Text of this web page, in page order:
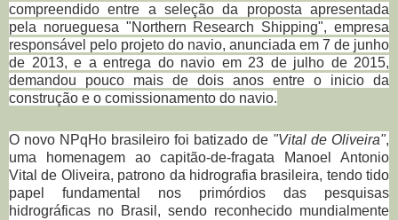
compreendido entre a seleção da proposta apresentada
pela norueguesa "Northern Research Shipping", empresa
responsável pelo projeto do navio, anunciada em 7 de junho
de 2013, e a entrega do navio em 23 de julho de 2015,
demandou pouco mais de dois anos entre o inicio da
construção e o comissionamento do navio.
O novo NPqHo brasileiro foi batizado de "Vital de Oliveira",
uma homenagem ao capitão-de-fragata Manoel Antonio
Vital de Oliveira, patrono da hidrografia brasileira, tendo tido
papel fundamental nos primórdios das pesquisas
hidrográficas no Brasil, sendo reconhecido mundialmente